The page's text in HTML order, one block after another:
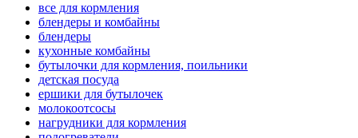
все для кормления
блендеры и комбайны
блендеры
кухонные комбайны
бутылочки для кормления, поильники
детская посуда
ершики для бутылочек
молокоотсосы
нагрудники для кормления